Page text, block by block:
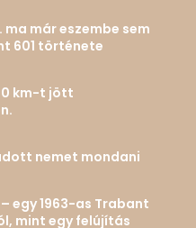
már eszembe sem
601 története
km-t jött
nemet mondani
egy 1963-as Trabant
mint egy felújítás